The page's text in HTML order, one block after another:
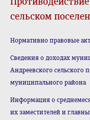
сельском
Нормативно правовые
Сведения о доходах
Андреевского сельского
муниципального района
Информация о
их заместителей и